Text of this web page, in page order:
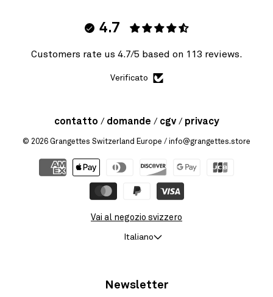
4.7
Customers rate us 4.7/5 based on 113 reviews.
Verificato
contatto domande cgv privacy
© 2026 Grangettes Switzerland Europe / info@grangettes.store
Vai al negozio svizzero
Italiano
Newsletter